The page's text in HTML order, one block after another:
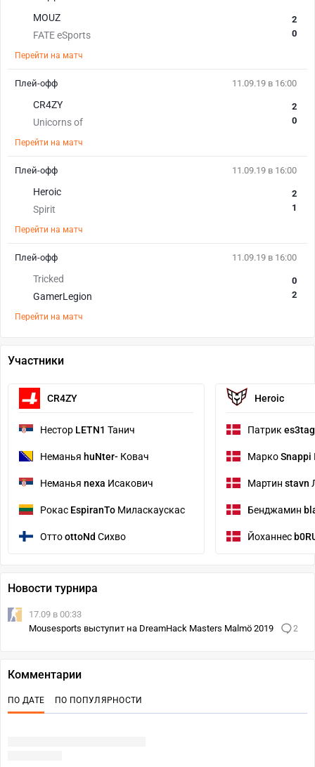
MOUZ
FATE eSports
2
0
Перейти на матч
11.09.19 в 16:00
CR4ZY
Unicorns of
2
0
Перейти на матч
Плей-офф
11.09.19 в 16:00
Heroic
Spirit
2
1
Перейти на матч
Плей-офф
11.09.19 в 16:00
Tricked
GamerLegion
0
2
Перейти на матч
Плей-офф
Участники
CR4ZY
Нестор LETN1 Танич
Неманья huNter- Ковач
Неманья nexa Исакович
Рокас EspiranTo Миласкаускас
ОттоottoNd Сихво
Heroic
Патрик es3tag
МаркоSnappi
Мартин stavn
Бенджамин
Йоханнес
Новости турнира
17.09 в 00:33
Mousesports выступит на DreamHack Masters Malmö 2019
2
Комментарии
ПО ДАТЕ ПО ПОПУЛЯРНОСТИ